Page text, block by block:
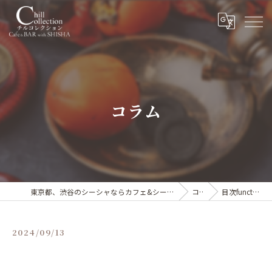
コラム
東京都、渋谷のシーシャならカフェ&シーシャバー Chill collection渋谷センター街店 コラム 目次functiontel_con…
2024/09/13